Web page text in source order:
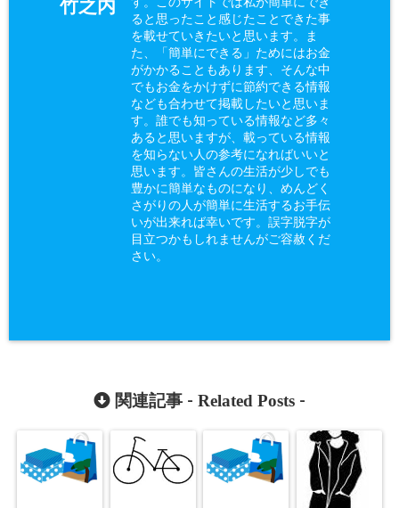
竹之内
ると思ったこと感じたことできた事
を載せていきたいと思います。ま
た、「簡単にできる」ためにはお金
がかかることもあります、そんな中
でもお金をかけずに節約できる情報
なども合わせて掲載したいと思いま
す。誰でも知っている情報など多々
あると思いますが、載っている情報
を知らない人の参考になればいいと
思います。皆さんの生活が少しでも
豊かに簡単なものになり、めんどく
さがりの人が簡単に生活するお手伝
いが出来れば幸いです。誤字脱字が
目立つかもしれませんがご容赦くだ
さい。
関連記事 - Related Posts -